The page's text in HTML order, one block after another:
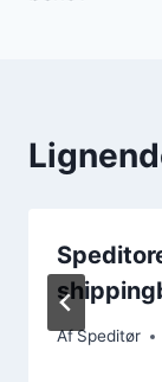
AfSpeditør